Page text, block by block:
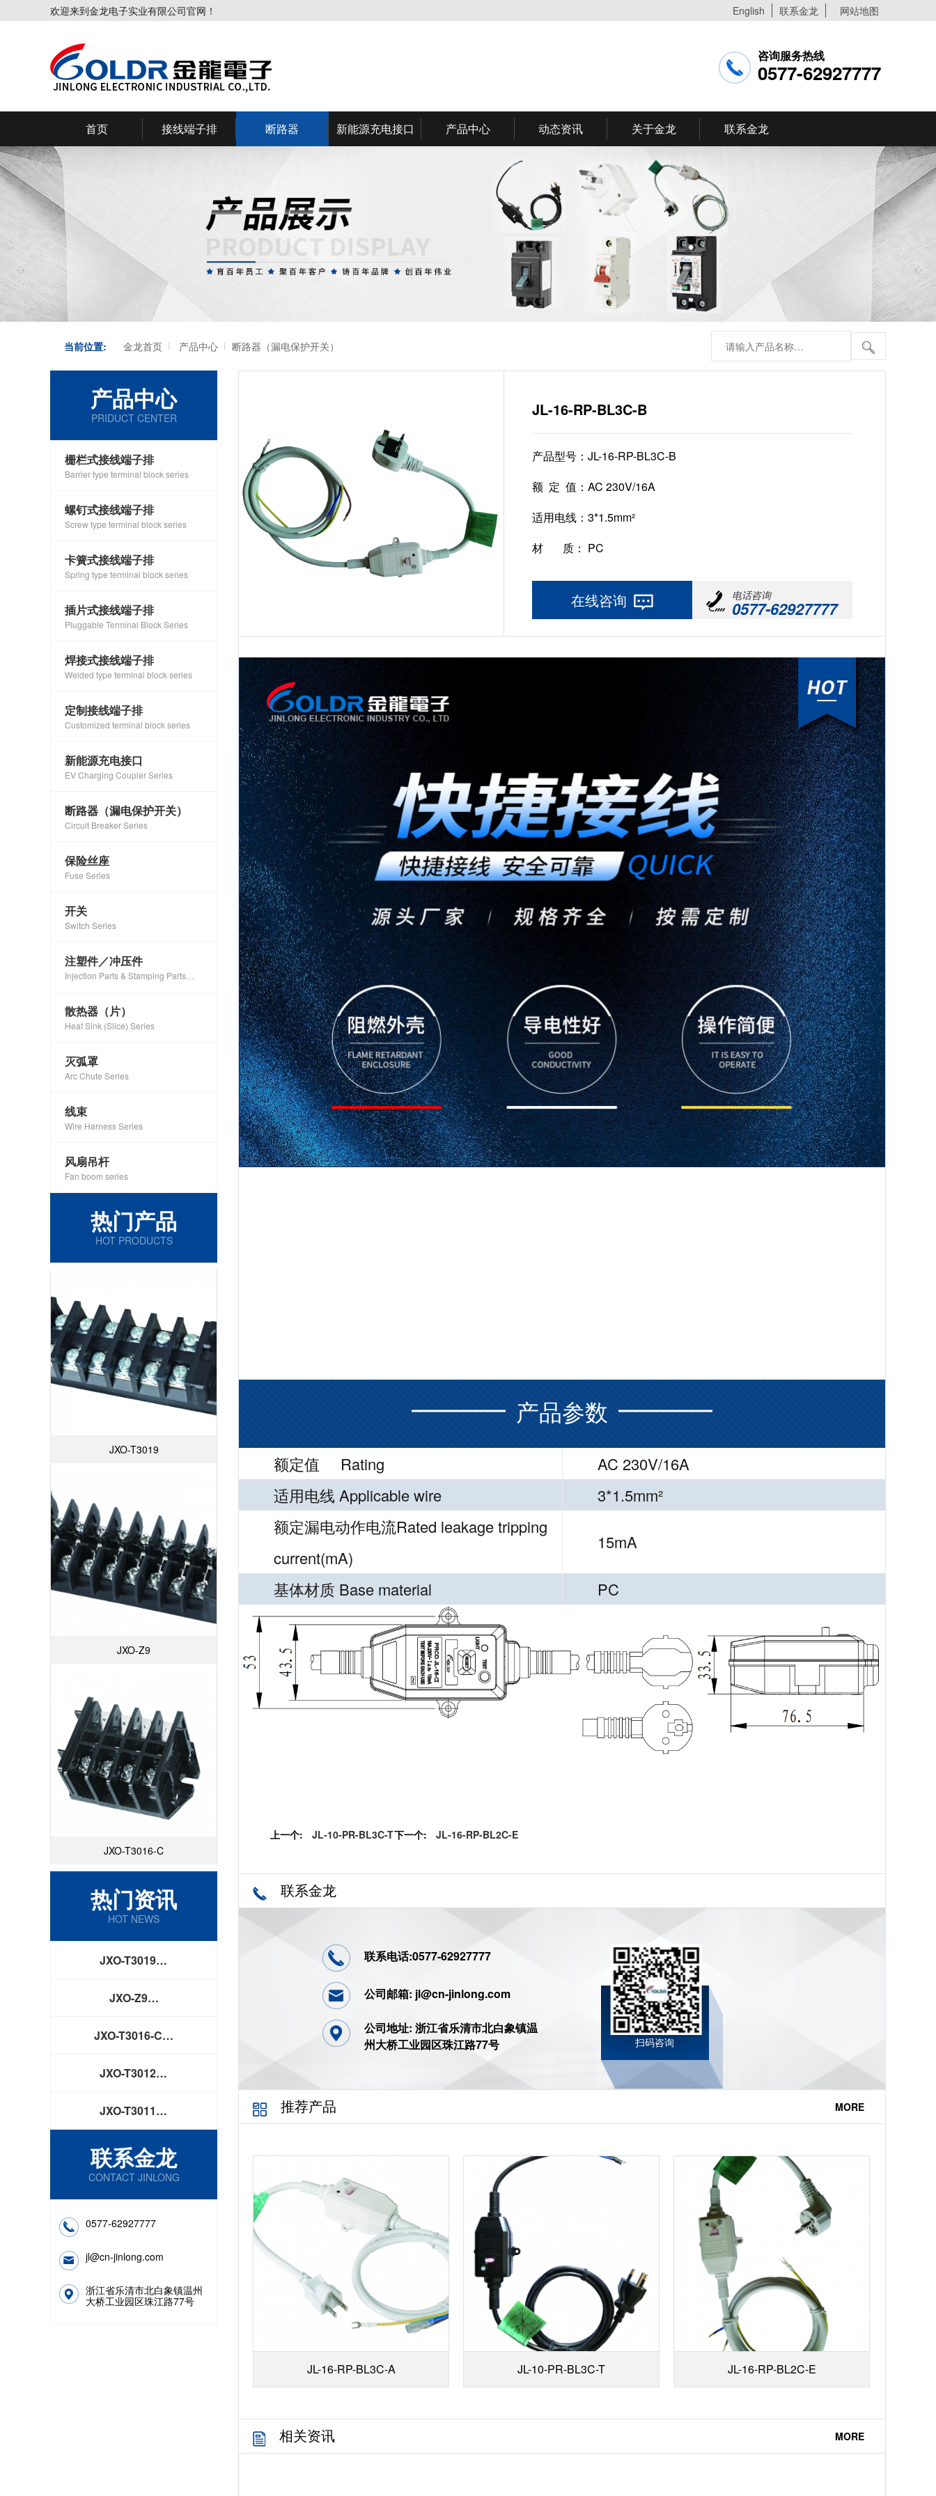
欢迎来到金龙电子实业有限公司官网！ English 联系金龙 网站地图
咨询服务热线
0577-62927777
首页 接线端子排 断路器 新能源充电接口 产品中心 动态资讯 关于金龙 联系金龙
当前位置: 金龙首页 产品中心 断路器（漏电保护开关）
产品中心
PRIDUCT CENTER
栅栏式接线端子排
Barrier type terminal block series
螺钉式接线端子排
Screw type terminal block series
卡簧式接线端子排
Spring type terminal block series
插片式接线端子排
Pluggable Terminal Block Series
焊接式接线端子排
Welded type terminal block series
定制接线端子排
Customized terminal block series
新能源充电接口
EV Charging Coupler Series
断路器（漏电保护开关）
Circuit Breaker Series
保险丝座
Fuse Series
开关
Switch Series
注塑件／冲压件
Injection Parts & Stamping Parts
散热器（片）
Heat Sink (Slice) Series
灭弧罩
Arc Chute Series
线束
Wire Harness Series
风扇吊杆
Fan boom series
热门产品
HOT PRODUCTS
JXO-T3019
JXO-Z9
JXO-T3016-C
热门资讯
HOT NEWS
JXO-T3019…
JXO-Z9…
JXO-T3016-C…
JXO-T3012…
JXO-T3011…
联系金龙
CONTACT JINLONG
0577-62927777
jl@cn-jinlong.com
浙江省乐清市北白象镇温州
大桥工业园区珠江路77号
JL-16-RP-BL3C-B
产品型号： JL-16-RP-BL3C-B
额 定 值： AC 230V/16A
适用电线： 3*1.5mm²
材 质： PC
在线咨询 电话咨询
0577-62927777
产品参数
额定值 Rating
AC 230V/16A
适用电线 Applicable wire
3*1.5mm²
额定漏电动作电流Rated leakage tripping
current(mA)
15mA
基体材质 Base material PC
上一个: JL-10-PR-BL3C-T下一个: JL-16-RP-BL2C-E
联系金龙
联系电话:0577-62927777
公司邮箱: jl@cn-jinlong.com
公司地址: 浙江省乐清市北白象镇温
州大桥工业园区珠江路77号
扫码咨询
推荐产品 MORE
JL-16-RP-BL3C-A JL-10-PR-BL3C-T JL-16-RP-BL2C-E
相关资讯 MORE